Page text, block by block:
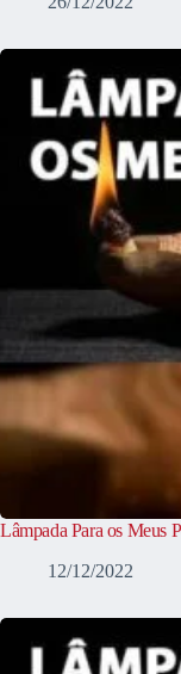
Lâmpada Para os Meus
12/12/2022